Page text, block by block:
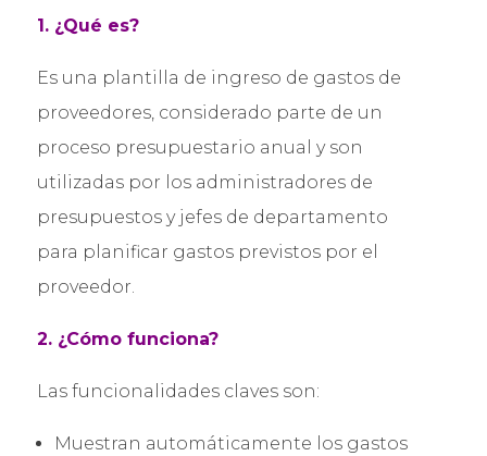
1. ¿Qué es?
Es una plantilla de ingreso de gastos de
proveedores, considerado parte de un
proceso presupuestario anual y son
utilizadas por los administradores de
presupuestos y jefes de departamento
para planificar gastos previstos por el
proveedor.
2. ¿Cómo funciona?
Las funcionalidades claves son:
Muestran automáticamente los gastos